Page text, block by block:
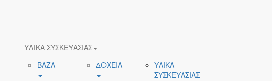
ΥΛΙΚΑ ΣΥΣΚΕΥΑΣΙΑΣ
ΒΑΖΑ
ΔΟΧΕΙΑ
ΥΛΙΚΑ
ΣΥΣΚΕΥΑΣΙΑΣ